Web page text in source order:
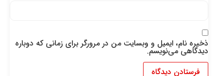
ذخیره نام، ایمیل و وبسایت من در مرورگر برای زمانی که دوباره
دیدگاهی می‌نویسم.